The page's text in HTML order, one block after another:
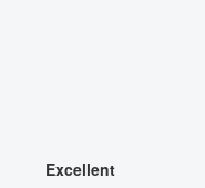
Excellent